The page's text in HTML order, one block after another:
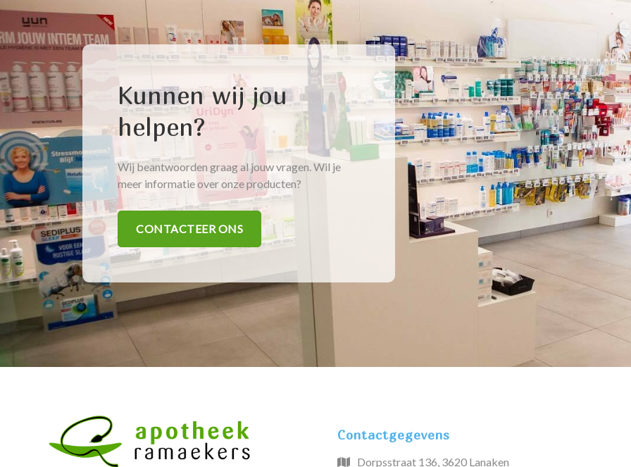
Kunnen wij jou
helpen?
Wij beantwoorden graag al jouw vragen. Wil je
meer informatie over onze producten?
CONTACTEER ONS
Contactgegevens
Dorpsstraat 136, 3620 Lanaken